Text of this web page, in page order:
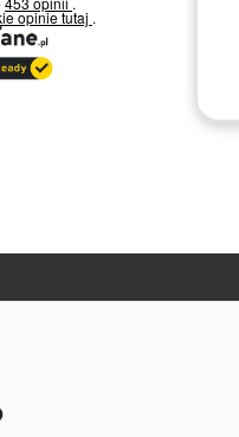
opinietutaj .
obsługa.
D.